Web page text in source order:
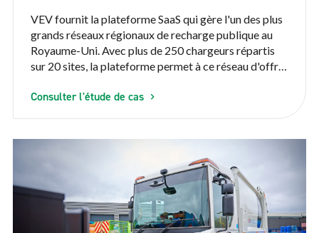
VEV fournit la plateforme SaaS qui gère l'un des plus
grands réseaux régionaux de recharge publique au
Royaume-Uni. Avec plus de 250 chargeurs répartis
sur 20 sites, la plateforme permet à ce réseau d'offrir
recharge ses VE.
Consulter l'étude de cas